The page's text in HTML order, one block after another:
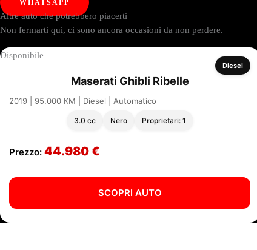
WHATSAPP
Altre auto che potrebbero piacerti
Non fermarti qui, ci sono ancora occasioni da non perdere.
Diesel
Disponibile
Maserati Ghibli Ribelle
2019 | 95.000 KM | Diesel | Automatico
3.0 cc Nero Proprietari: 1
Prezzo: 44.980 €
SCOPRI AUTO